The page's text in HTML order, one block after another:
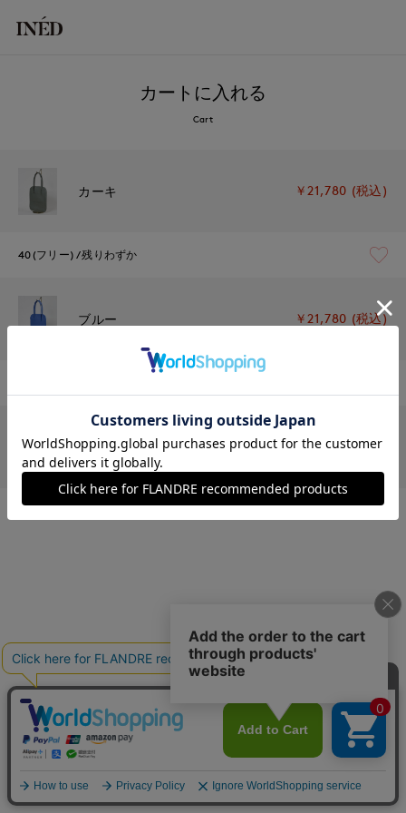
カートに入れる
Cart
カーキ ￥21,780 (税込)
40(フリー) 残りわずか
ブルー ￥21,780 (税込)
オレンジ ￥21,780 (税込)